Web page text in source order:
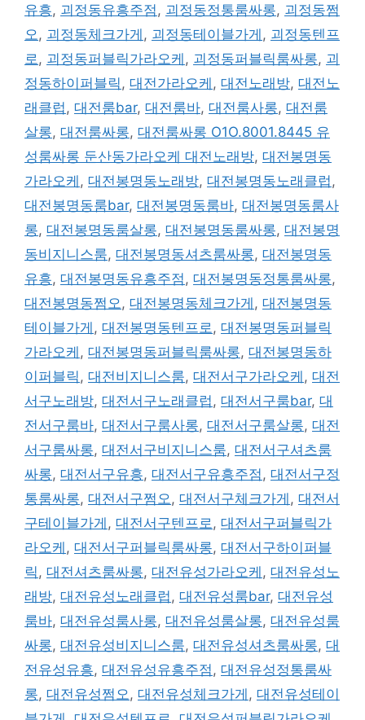
유흥, 괴정동유흥주점 , 괴정동정통룸싸롱, 괴정동쩜
오 , 괴정동체크가게 , 괴정동테이블가게 , 괴정동텐프
로 , 괴정동퍼블릭가라오케 , 괴정동퍼블릭룸싸롱, 괴
정동하이퍼블릭 , 대전가라오케 , 대전노래방, 대전노
래클럽 , 대전룸bar, 대전룸바, 대전룸사롱, 대전룸
살롱, 대전룸싸롱, 대전룸싸롱 O1O.8001.8445 유
성룸싸롱 둔산동가라오케 대전노래방, 대전봉명동
가라오케 , 대전봉명동노래방, 대전봉명동노래클럽 ,
대전봉명동룸bar, 대전봉명동룸바, 대전봉명동룸사
롱, 대전봉명동룸살롱, 대전봉명동룸싸롱, 대전봉명
동비지니스룸, 대전봉명동셔츠룸싸롱, 대전봉명동
유흥, 대전봉명동유흥주점 , 대전봉명동정통룸싸롱,
대전봉명동쩜오 , 대전봉명동체크가게 , 대전봉명동
테이블가게 , 대전봉명동텐프로 , 대전봉명동퍼블릭
가라오케 , 대전봉명동퍼블릭룸싸롱, 대전봉명동하
이퍼블릭 , 대전비지니스룸, 대전서구가라오케 , 대전
서구노래방, 대전서구노래클럽 , 대전서구룸bar, 대
전서구룸바, 대전서구룸사롱, 대전서구룸살롱, 대전
서구룸싸롱, 대전서구비지니스룸, 대전서구셔츠룸
싸롱, 대전서구유흥, 대전서구유흥주점 , 대전서구정
통룸싸롱, 대전서구쩜오 , 대전서구체크가게 , 대전서
구테이블가게 , 대전서구텐프로 , 대전서구퍼블릭가
라오케 , 대전서구퍼블릭룸싸롱, 대전서구하이퍼블
릭 , 대전셔츠룸싸롱, 대전유성가라오케 , 대전유성노
래방, 대전유성노래클럽 , 대전유성룸bar, 대전유성
룸바, 대전유성룸사롱, 대전유성룸살롱, 대전유성룸
싸롱, 대전유성비지니스룸, 대전유성셔츠룸싸롱, 대
전유성유흥, 대전유성유흥주점 , 대전유성정통룸싸
롱, 대전유성쩜오 , 대전유성체크가게 , 대전유성테이